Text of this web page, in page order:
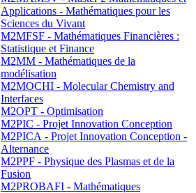
Applications - Mathématiques pour les
Sciences du Vivant
M2MFSF - Mathématiques Financières :
Statistique et Finance
M2MM - Mathématiques de la
modélisation
M2MOCHI - Molecular Chemistry and
Interfaces
M2OPT - Optimisation
M2PIC - Projet Innovation Conception
M2PICA - Projet Innovation Conception -
Alternance
M2PPF - Physique des Plasmas et de la
Fusion
M2PROBAFI - Mathématiques